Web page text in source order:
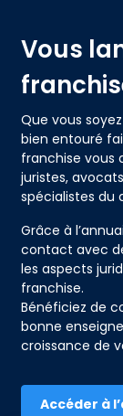
Vous
Que vous
bien entouré
franchise vous
juristes,
spécialistes du
Grâce à
contact avec
les aspects
franchise.​
Bénéficiez de
bonne
croissance de
Accéder à